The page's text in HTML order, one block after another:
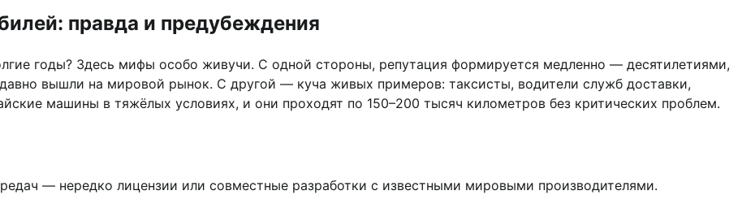
правда и предубеждения
годы? Здесь мифы особо живучи. С одной стороны, репутация формируется медленно — десятилетиями,
вышли на мировой рынок. С другой — куча живых примеров: таксисты, водители служб доставки,
машины в тяжёлых условиях, и они проходят по 150–200 тысяч километров без критических проблем.
— нередко лицензии или совместные разработки с известными мировыми производителями.